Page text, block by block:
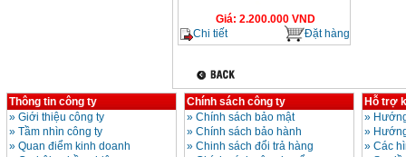
Giá: 2.200.000VND
Chi tiết
Đặt hàng
Thông tin công ty
» Giới thiệu công ty
» Tầm nhìn công ty
» Quan điểm kinh doanh
Chính sách công ty
» Chính sách bảo mật
» Chính sách bảo hành
» Chinh sách đổi trả hàng
Hỗ trợ
»
»
» Các